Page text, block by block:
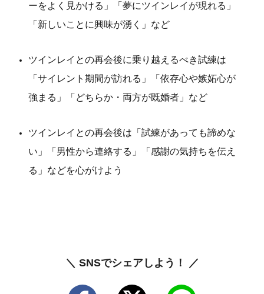
ーをよく見かける」「夢にツインレイが現れる」
「新しいことに興味が湧く」など
ツインレイとの再会後に乗り越えるべき試練は
「サイレント期間が訪れる」「依存心や嫉妬心が
強まる」「どちらか・両方が既婚者」など
ツインレイとの再会後は「試練があっても諦めな
い」「男性から連絡する」「感謝の気持ちを伝え
る」などを心がけよう
＼ SNSでシェアしよう！ ／